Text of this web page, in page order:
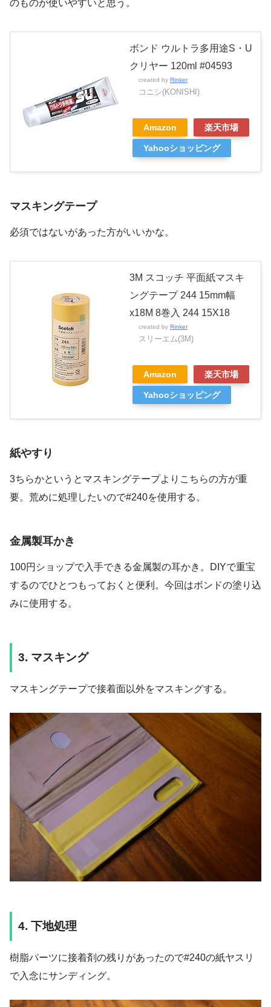
のものが使いやすいと思う。
ボンド ウルトラ多用途S・U
クリヤー 120ml #04593
created by Rinker
コニシ(KONISHI)
Amazon 楽天市場
Yahooショッピング
マスキングテープ
必須ではないがあった方がいいかな。
3M スコッチ 平面紙マスキ
ングテープ 244 15mm幅
x18M 8巻入 244 15X18
created by Rinker
スリーエム(3M)
Amazon 楽天市場
Yahooショッピング
紙やすり
3ちらかというとマスキングテープよりこちらの方が重
要。荒めに処理したいので#240を使用する。
金属製耳かき
100円ショップで入手できる金属製の耳かき。DIYで重宝
するのでひとつもっておくと便利。今回はボンドの塗り込
みに使用する。
3. マスキング
マスキングテープで接着面以外をマスキングする。
4. 下地処理
樹脂パーツに接着剤の残りがあったので#240の紙ヤスリ
で入念にサンディング。